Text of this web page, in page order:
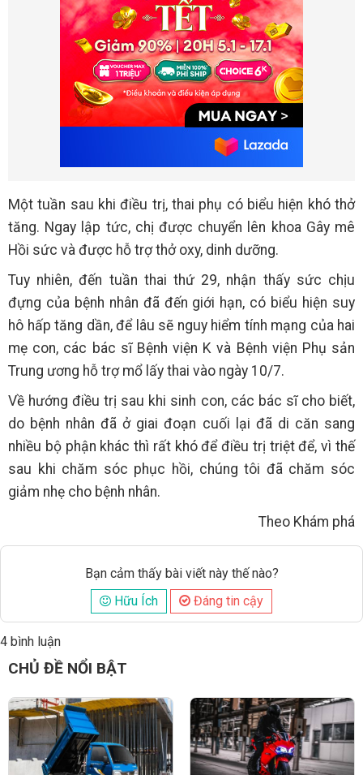
Một tuần sau khi điều trị, thai phụ có biểu hiện khó thở
tăng. Ngay lập tức, chị được chuyển lên khoa Gây mê
Hồi sức và được hỗ trợ thở oxy, dinh dưỡng.
Tuy nhiên, đến tuần thai thứ 29, nhận thấy sức chịu
đựng của bệnh nhân đã đến giới hạn, có biểu hiện suy
hô hấp tăng dần, để lâu sẽ nguy hiểm tính mạng của hai
mẹ con, các bác sĩ Bệnh viện K và Bệnh viện Phụ sản
Trung ương hỗ trợ mổ lấy thai vào ngày 10/7.
Về hướng điều trị sau khi sinh con, các bác sĩ cho biết,
do bệnh nhân đã ở giai đoạn cuối lại đã di căn sang
nhiều bộ phận khác thì rất khó để điều trị triệt để, vì thế
sau khi chăm sóc phục hồi, chúng tôi đã chăm sóc
giảm nhẹ cho bệnh nhân.
Theo Khám phá
Bạn cảm thấy bài viết này thế nào?
Hữu Ích
Đáng tin cậy
4 bình luận
Đăng
CHỦ ĐỀ NỔI BẬT